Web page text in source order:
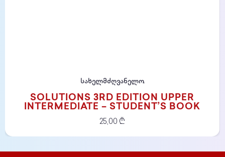
სახელმძღვანელო
SOLUTIONS 3RD EDITION UPPER
INTERMEDIATE – STUDENT’S BOOK
25,00 ₾